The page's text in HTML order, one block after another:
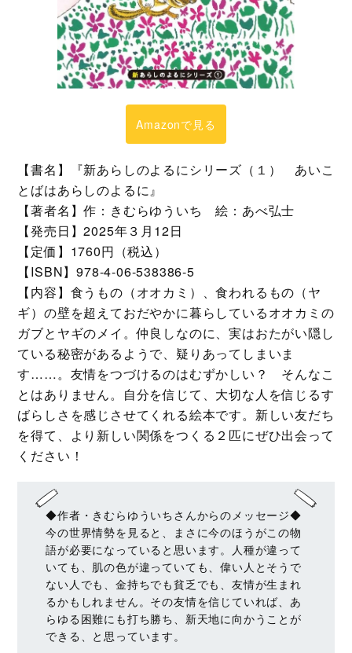
Amazonで見る
【書名】『新あらしのよるにシリーズ（１） あいこ
とばはあらしのよるに』
【著者名】作：きむらゆういち 絵：あべ弘士
【発売日】2025年３月12日
【定価】1760円（税込）
【ISBN】978-4-06-538386-5
【内容】食うもの（オオカミ）、食われるもの（ヤ
ギ）の壁を超えておだやかに暮らしているオオカミの
ガブとヤギのメイ。仲良しなのに、実はおたがい隠し
ている秘密があるようで、疑りあってしまいま
す……。友情をつづけるのはむずかしい？ そんなこ
とはありません。自分を信じて、大切な人を信じるす
ばらしさを感じさせてくれる絵本です。新しい友だち
を得て、より新しい関係をつくる２匹にぜひ出会って
ください！
◆作者・きむらゆういちさんからのメッセージ◆
今の世界情勢を見ると、まさに今のほうがこの物
語が必要になっていると思います。人種が違って
いても、肌の色が違っていても、偉い人とそうで
ない人でも、金持ちでも貧乏でも、友情が生まれ
るかもしれません。その友情を信じていれば、あ
らゆる困難にも打ち勝ち、新天地に向かうことが
できる、と思っています。